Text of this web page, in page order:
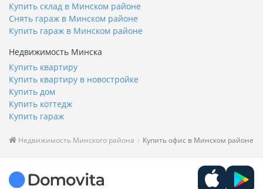
Купить склад в Минском районе
Снять гараж в Минском районе
Купить гараж в Минском районе
Недвижимость Минска
Купить квартиру
Купить квартиру в новостройке
Купить дом
Купить коттедж
Купить гараж
Недвижимость Минского района Купить офис в Минском районе